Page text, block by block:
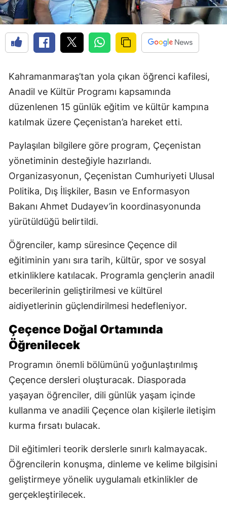
Kahramanmaraş’tan yola çıkan öğrenci kafilesi,
Anadil ve Kültür Programı kapsamında
düzenlenen 15 günlük eğitim ve kültür kampına
katılmak üzere Çeçenistan’a hareket etti.
Paylaşılan bilgilere göre program, Çeçenistan
yönetiminin desteğiyle hazırlandı.
Organizasyonun, Çeçenistan Cumhuriyeti Ulusal
Politika, Dış İlişkiler, Basın ve Enformasyon
Bakanı Ahmet Dudayev’in koordinasyonunda
yürütüldüğü belirtildi.
Öğrenciler, kamp süresince Çeçence dil
eğitiminin yanı sıra tarih, kültür, spor ve sosyal
etkinliklere katılacak. Programla gençlerin anadil
becerilerinin geliştirilmesi ve kültürel
aidiyetlerinin güçlendirilmesi hedefleniyor.
Çeçence Doğal Ortamında
Öğrenilecek
Programın önemli bölümünü yoğunlaştırılmış
Çeçence dersleri oluşturacak. Diasporada
yaşayan öğrenciler, dili günlük yaşam içinde
kullanma ve anadili Çeçence olan kişilerle iletişim
kurma fırsatı bulacak.
Dil eğitimleri teorik derslerle sınırlı kalmayacak.
Öğrencilerin konuşma, dinleme ve kelime bilgisini
geliştirmeye yönelik uygulamalı etkinlikler de
gerçekleştirilecek.